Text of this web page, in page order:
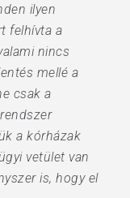
ilyen
felhívta a
nincs
mellé a
csak a
a kórházak
vetület van
is, hogy el